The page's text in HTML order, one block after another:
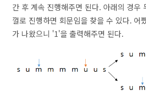
간 후 계속 진행해주면 된다. 아래의 경우
껄로 진행하면 회문임을 찾을 수 있다. 어
가 나왔으니 '1'을 출력해주면 된다.